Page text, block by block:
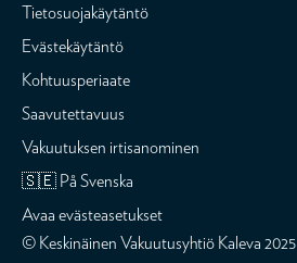
Tietosuojakäytäntö
Evästekäytäntö
Kohtuusperiaate
Saavutettavuus
Vakuutuksen irtisanominen
🇸🇪 På Svenska
Avaa evästeasetukset
© Keskinäinen Vakuutusyhtiö Kaleva 2025